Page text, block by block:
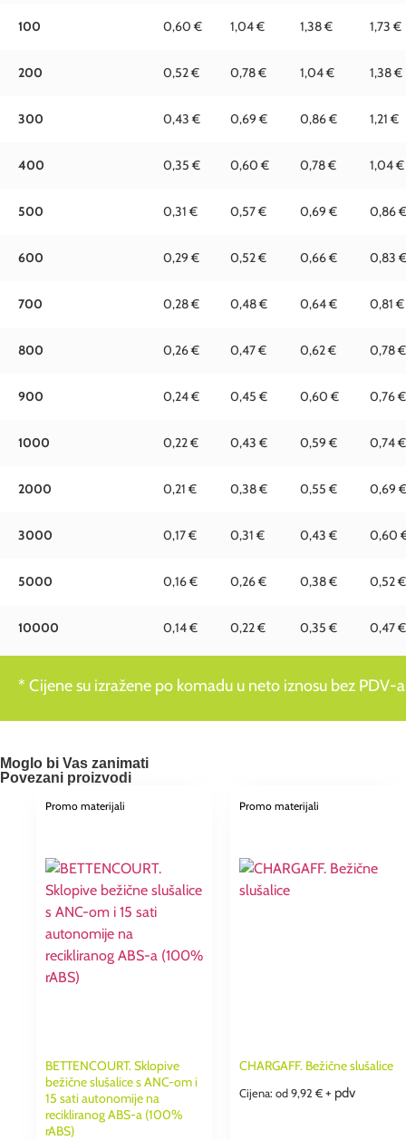
100 0,60 € 1,04 € 1,38 € 1,73 €
200 0,52 € 0,78 € 1,04 € 1,38 €
300 0,43 € 0,69 € 0,86 € 1,21 €
400 0,35 € 0,60 € 0,78 € 1,04 €
500 0,31 € 0,57 € 0,69 € 0,86 €
600 0,29 € 0,52 € 0,66 € 0,83 €
700 0,28 € 0,48 € 0,64 € 0,81 €
800 0,26 € 0,47 € 0,62 € 0,78 €
900 0,24 € 0,45 € 0,60 € 0,76 €
1000 0,22 € 0,43 € 0,59 € 0,74 €
2000 0,21 € 0,38 € 0,55 € 0,69 €
3000 0,17 € 0,31 € 0,43 € 0,60
5000 0,16 € 0,26 € 0,38 € 0,52 €
10000 0,14 € 0,22 € 0,35 € 0,47 €
* Cijene su izražene po komadu u neto iznosu bez PDV-
Moglo bi Vas zanimati
Povezani proizvodi
Promo materijali
BETTENCOURT. Sklopive
bežične slušalice s ANC-om i
15 sati autonomije na
recikliranog ABS-a (100%
rABS)
Promo materijali
CHARGAFF. Bežične slušalice
Cijena: od 9,92 € + pdv